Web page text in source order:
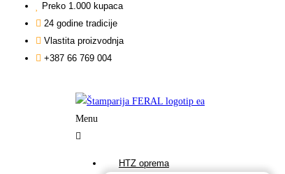
Preko 1.000 kupaca
24 godine tradicije
Vlastita proizvodnja
+387 66 769 004
Menu
HTZ oprema